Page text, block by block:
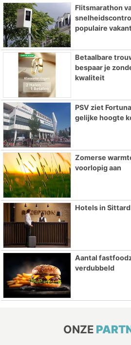
Flitsmarathon
populaire
Betaalbare
bespaar je
kwaliteit
PSV ziet
gelijke hoogte
Zomerse
voorlopig aan
Hotels in Sittard
Aantal
verdubbeld
ONZE